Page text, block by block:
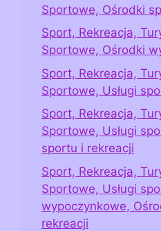
Sportowe, Ośrodki
Sport, Rekreacja,
Sportowe, Ośrodki
Sport, Rekreacja,
Sportowe, Usługi
Sport, Rekreacja,
Sportowe, Usługi
sportu i rekreacji
Sport, Rekreacja,
Sportowe, Usługi
wypoczynkowe,
rekreacji